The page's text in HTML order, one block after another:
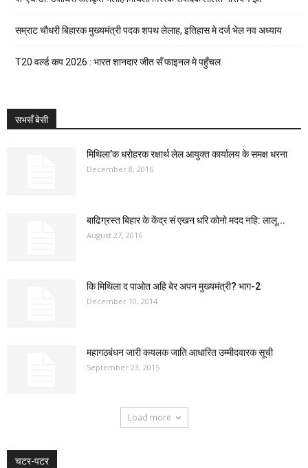
सम्राट चौधरी बिहारक मुख्यमंत्री पदक शपथ लेलाह, इतिहास मे दर्ज भेल नव अध्याय
T20 वर्ल्ड कप 2026 : भारत शानदार जीत सँ फाइनल मे पहुँचल
सभसँ बेसी
मिथिला’क धरोहरक रक्षार्थ लेल आयुक्त कार्यालय के समक्ष धरना
December 8, 2016
बाढिग्रस्त बिहार के केंद्र सं एखन धरि कोनो मदद नहि: लालू...
August 27, 2016
कि मिथिला द पाओत अहि बेर अपन मुख्यमंत्री? भाग-2
December 10, 2014
महागठबंधन जारी कयलक जाति आधारित उम्मीदवारक सूची
September 23, 2015
Load more
चटर-पटर